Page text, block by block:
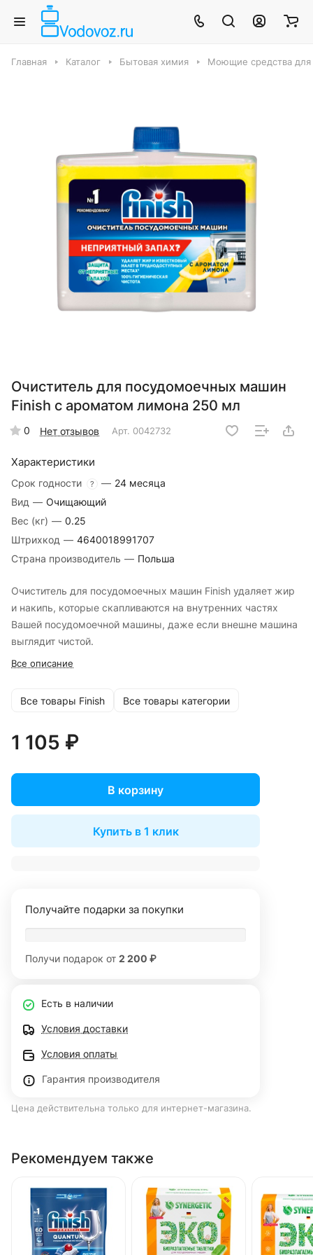
Главная Каталог Бытовая химия Моющие средства
Очиститель для посудомоечных машин
Finish с ароматом лимона 250 мл
0 Нет отзывов Арт. 0042732
Характеристики
Срок годности ? — 24 месяца
Вид — Очищающий
Вес (кг) — 0.25
Штрихкод — 4640018991707
Страна производитель — Польша
Очиститель для посудомоечных машин Finish удаляет жир
и накипь, которые скапливаются на внутренних частях
Вашей посудомоечной машины, даже если внешне машина
выглядит чистой.
Все описание
Все товары Finish Все товары категории
1 105 ₽
В корзину
Купить в 1 клик
Получайте подарки за покупки
Получи подарок от 2 200 ₽
Есть в наличии
Условия доставки
Условия оплаты
Гарантия производителя
Цена действительна только для интернет-магазина.
Рекомендуем также